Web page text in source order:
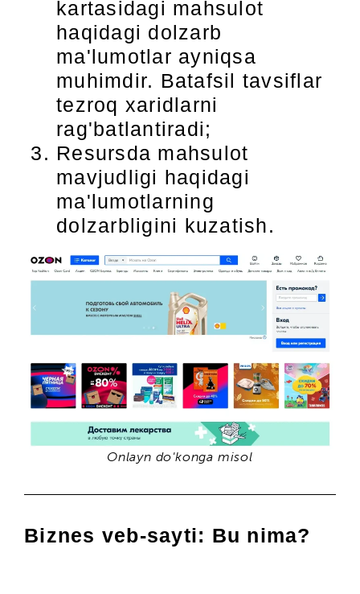
kartasidagi mahsulot
haqidagi dolzarb
ma'lumotlar ayniqsa
muhimdir. Batafsil tavsiflar
tezroq xaridlarni
rag'batlantiradi;
Resursda mahsulot
mavjudligi haqidagi
ma'lumotlarning
dolzarbligini kuzatish.
Onlayn do'konga misol
Biznes veb-sayti: Bu nima?